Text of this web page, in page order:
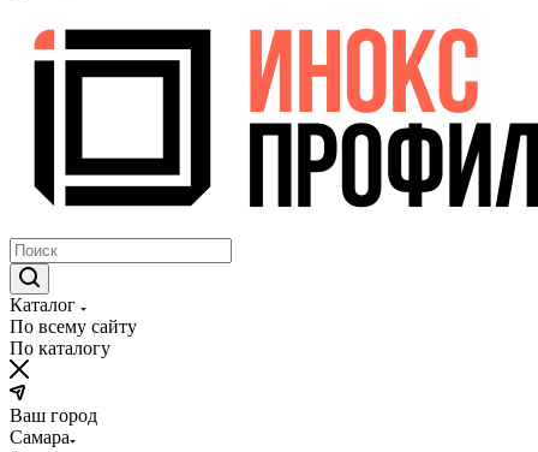
Каталог
По всему сайту
По каталогу
Ваш город
Самара